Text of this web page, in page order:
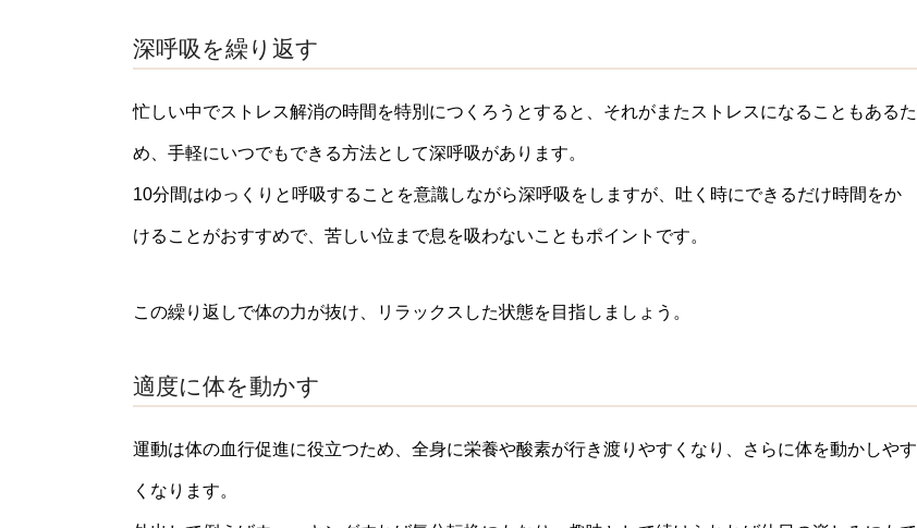
深呼吸を繰り返す
忙しい中でストレス解消の時間を特別につくろうとすると、それがまたストレスになることもあるた
め、手軽にいつでもできる方法として深呼吸があります。
10分間はゆっくりと呼吸することを意識しながら深呼吸をしますが、吐く時にできるだけ時間をか
けることがおすすめで、苦しい位まで息を吸わないこともポイントです。
この繰り返しで体の力が抜け、リラックスした状態を目指しましょう。
適度に体を動かす
運動は体の血行促進に役立つため、全身に栄養や酸素が行き渡りやすくなり、さらに体を動かしやす
くなります。